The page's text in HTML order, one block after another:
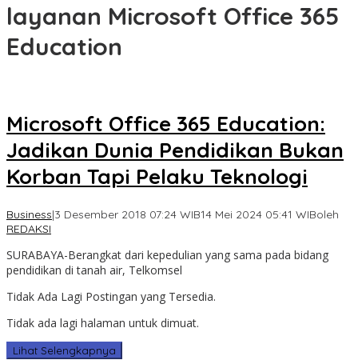
layanan Microsoft Office 365
Education
Microsoft Office 365 Education:
Jadikan Dunia Pendidikan Bukan
Korban Tapi Pelaku Teknologi
Business|3 Desember 2018 07:24 WIB14 Mei 2024 05:41 WIBoleh
REDAKSI
SURABAYA-Berangkat dari kepedulian yang sama pada bidang
pendidikan di tanah air, Telkomsel
Tidak Ada Lagi Postingan yang Tersedia.
Tidak ada lagi halaman untuk dimuat.
Lihat Selengkapnya